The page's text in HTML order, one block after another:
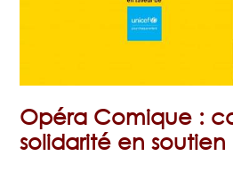
Opéra Comique :
solidarité en soutien